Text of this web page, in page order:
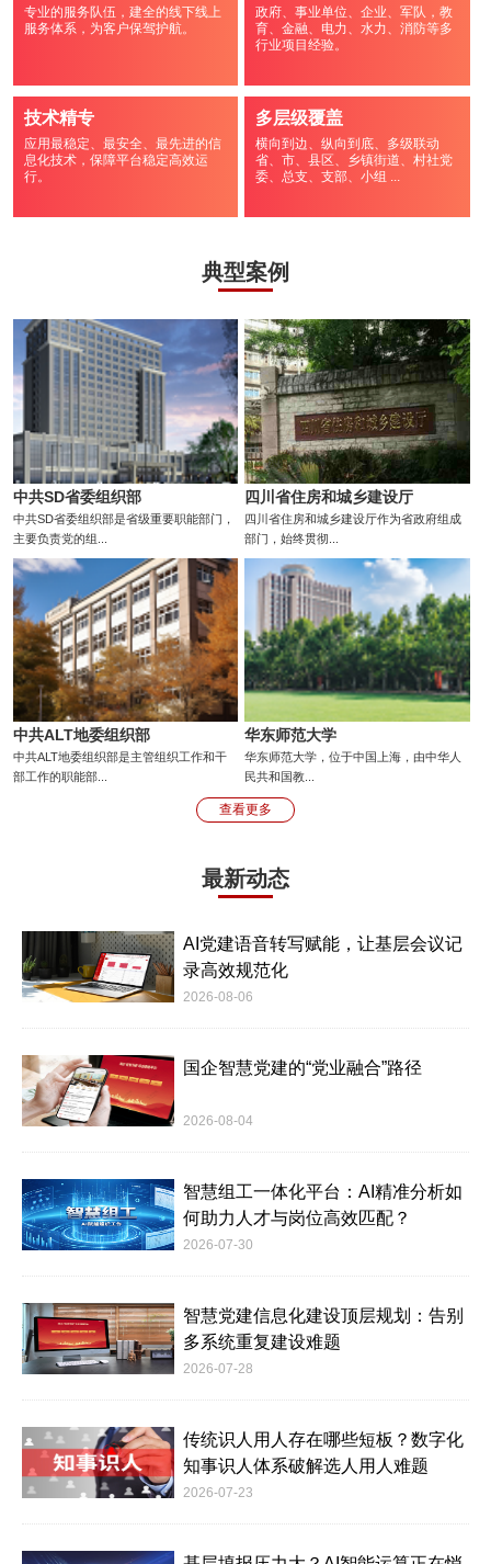
专业的服务队伍，建全的线下线上
服务体系，为客户保驾护航。
政府、事业单位、企业、军队，教
育、金融、电力、水力、消防等多
行业项目经验。
技术精专
应用最稳定、最安全、最先进的信
息化技术，保障平台稳定高效运
行。
多层级覆盖
横向到边、纵向到底、多级联动
省、市、县区、乡镇街道、村社党
委、总支、支部、小组 ...
典型案例
中共SD省委组织部
中共SD省委组织部是省级重要职能部门，
主要负责党的组...
四川省住房和城乡建设厅
四川省住房和城乡建设厅作为省政府组成
部门，始终贯彻...
中共ALT地委组织部
中共ALT地委组织部是主管组织工作和干
部工作的职能部...
华东师范大学
华东师范大学，位于中国上海，由中华人
民共和国教...
查看更多
最新动态
AI党建语音转写赋能，让基层会议记
录高效规范化
2026-08-06
国企智慧党建的“党业融合”路径
2026-08-04
智慧组工一体化平台：AI精准分析如
何助力人才与岗位高效匹配？
2026-07-30
智慧党建信息化建设顶层规划：告别
多系统重复建设难题
2026-07-28
传统识人用人存在哪些短板？数字化
知事识人体系破解选人用人难题
2026-07-23